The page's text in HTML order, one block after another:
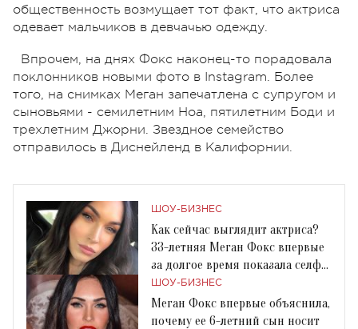
общественность возмущает тот факт, что актриса
одевает мальчиков в девчачью одежду.
Впрочем, на днях Фокс наконец-то порадовала
поклонников новыми фото в Instagram. Более
того, на снимках Меган запечатлена с супругом и
сыновьями - семилетним Ноа, пятилетним Боди и
трехлетним Джорни. Звездное семейство
отправилось в Диснейленд в Калифорнии.
ШОУ-БИЗНЕС
Как сейчас выглядит актриса?
33-летняя Меган Фокс впервые
за долгое время показала селфи
в Instagram
ШОУ-БИЗНЕС
Меган Фокс впервые объяснила,
почему ее 6-летний сын носит